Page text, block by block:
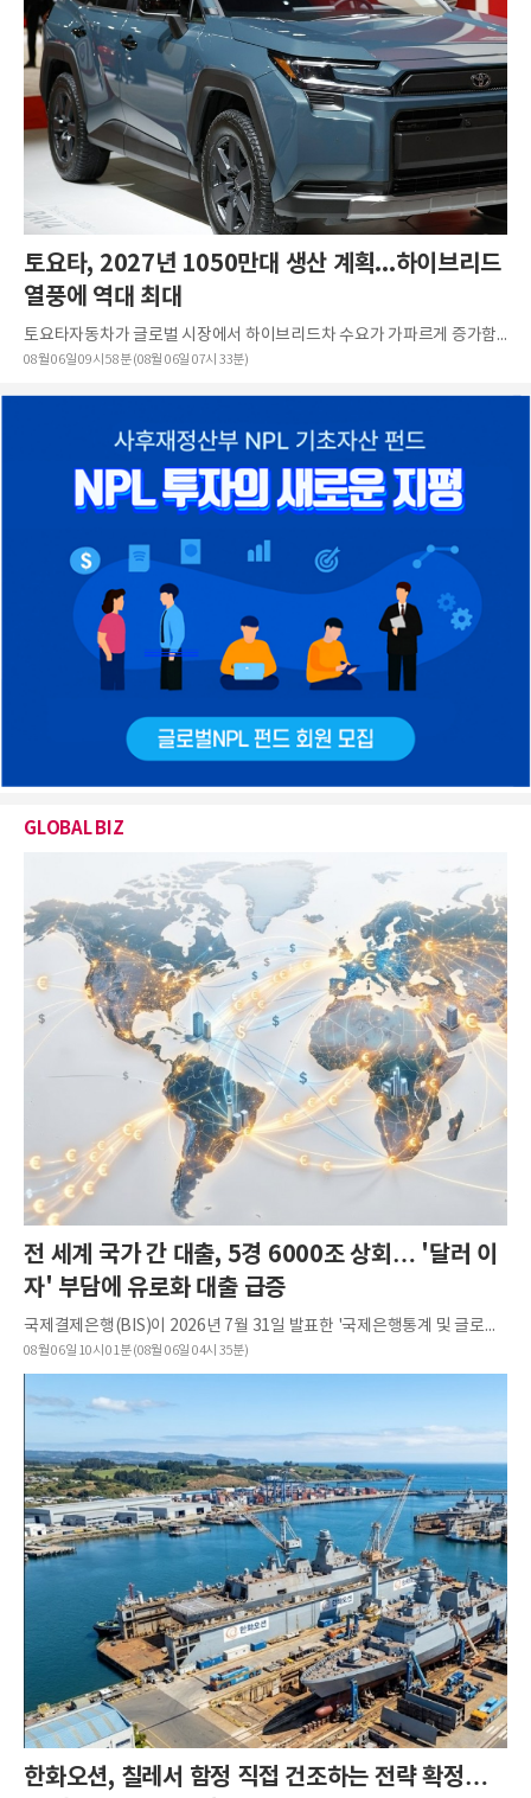
토요타, 2027년 1050만대 생산 계획...하이브리드
열풍에 역대 최대
토요타자동차가 글로벌 시장에서 하이브리드차 수요가 가파르게 증가함에 따라 오는 2027년 세계생산 대수를 1050만대 규모로 늘릴 계획이다. 니혼게이자이신문은 8월 5일(현지시각) 토요타가 이 같은 중장기 생산계...
08월 06일 09시 58분 (08월 06일 07시 33분)
GLOBAL BIZ
전 세계 국가 간 대출, 5경 6000조 상회… '달러 이
자' 부담에 유로화 대출 급증
국제결제은행(BIS)이 2026년 7월 31일 발표한 '국제은행통계 및 글로벌 유동성 지표' 보고서에 따르면, 202...
08월 06일 10시 01분 (08월 06일 04시 35분)
한화오션, 칠레서 함정 직접 건조하는 전략 확정…